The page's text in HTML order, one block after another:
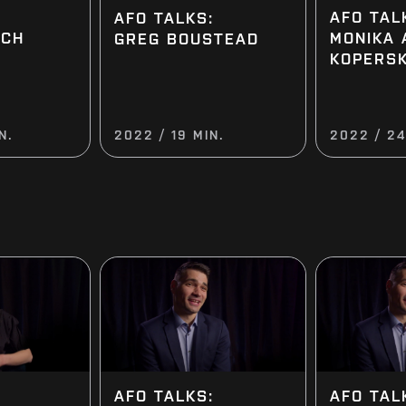
AFO TALKS:
GREG BOUSTEAD
2022 / 19 MIN.
AFO
MONIKA
2022 / 24
AFO TALKS:
AFO